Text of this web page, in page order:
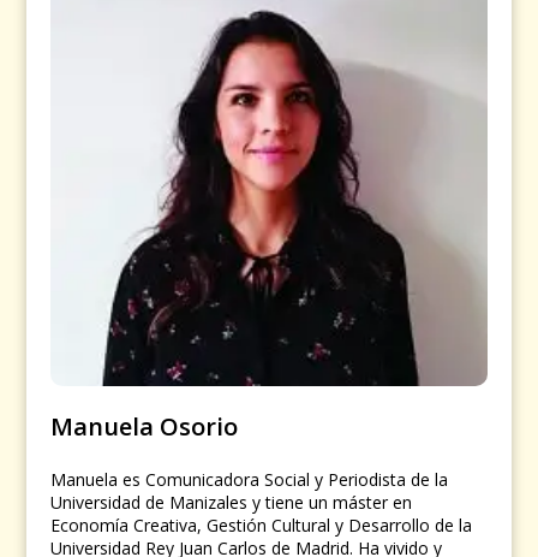
Manuela Osorio
Manuela es Comunicadora Social y Periodista de la
Universidad de Manizales y tiene un máster en
Economía Creativa, Gestión Cultural y Desarrollo de la
Universidad Rey Juan Carlos de Madrid. Ha vivido y